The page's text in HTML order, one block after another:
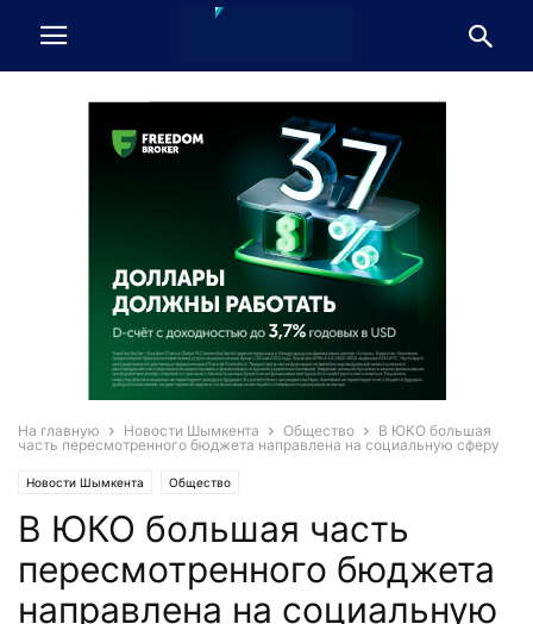
На главную Новости Шымкента Общество
В ЮКО большая
часть пересмотренного бюджета направлена на социальную сферу
Новости Шымкента Общество
В ЮКО большая часть
пересмотренного бюджета
направлена на социальную